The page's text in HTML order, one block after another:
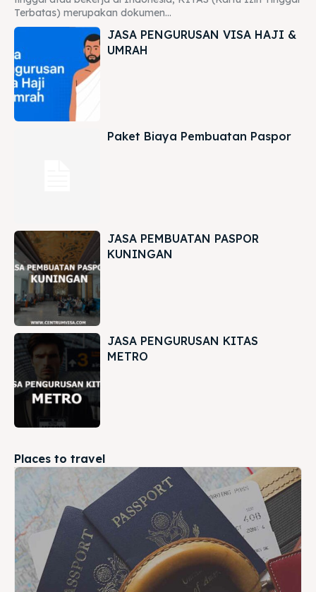
Terbatas) merupakan dokumen...
JASA PENGURUSAN VISA HAJI &
UMRAH
Paket Biaya Pembuatan Paspor
JASA PEMBUATAN PASPOR
KUNINGAN
JASA PENGURUSAN KITAS
METRO
Places to travel